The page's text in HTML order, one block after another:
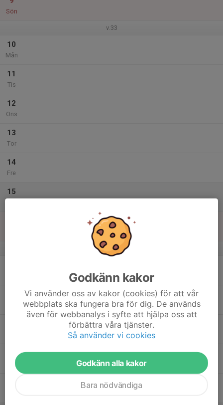
Sön
v.33
10
Mån
11
Tis
12
Ons
13
Tor
14
Fre
15
v.34
Tor
Godkänn kakor
Vi använder oss av kakor (cookies) för att vår
webbplats ska fungera bra för dig. De används
även för webbanalys i syfte att hjälpa oss att
förbättra våra tjänster.
Så använder vi cookies
Godkänn alla kakor
Bara nödvändiga